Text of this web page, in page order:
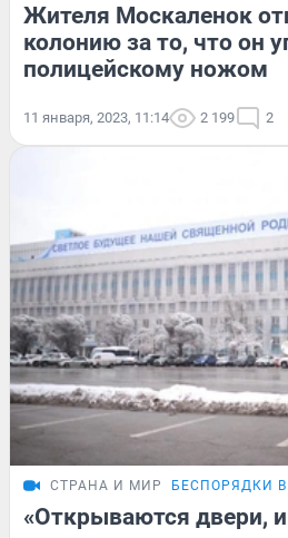
Жителя Москаленок
колонию за то, что он
полицейскому ножом
11 января, 2023, 11:14 2 199 2
СТРАНА И МИР БЕСПОРЯДКИ
«Открываются двери,